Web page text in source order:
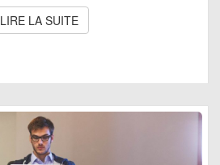
LIRE LA SUITELIRE LA SUITE